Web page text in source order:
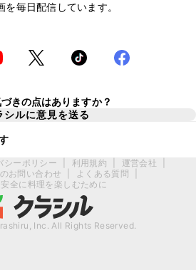
を毎日配信しています。
きの点はありますか？
シルに意見を送る
シーポリシー 利用規約 運営会社
お問い合わせ
よくある質問
全に料理を楽しむために
Inc. All Rights Reserved.